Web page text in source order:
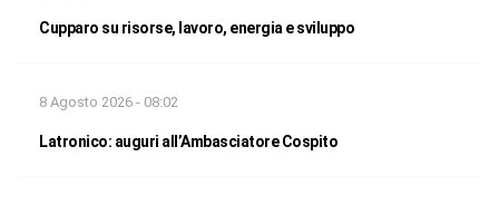
Cupparo su risorse, lavoro, energia e sviluppo
8 Agosto 2026 - 08:02
Latronico: auguri all’Ambasciatore Cospito